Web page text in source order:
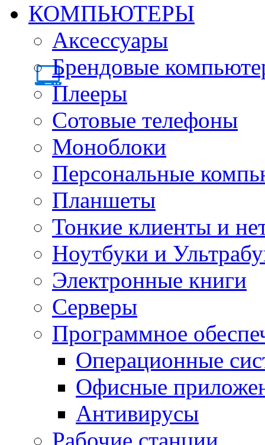
КОМПЬЮТЕРЫ
Аксессуары
Брендовые
Плееры
Сотовые телефоны
Моноблоки
Персональные
Планшеты
Тонкие клиенты и
Ноутбуки и
Электронные книги
Серверы
Программное
Операционные
Офисные
Антивирусы